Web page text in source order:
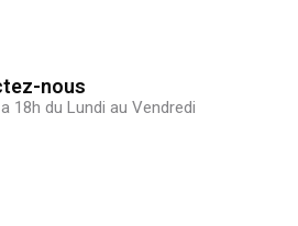
nous
18h du Lundi au Vendredi